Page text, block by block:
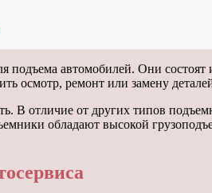
автомобилей. Они
ремонт или замену
В отличие от других типов
обладают высокой